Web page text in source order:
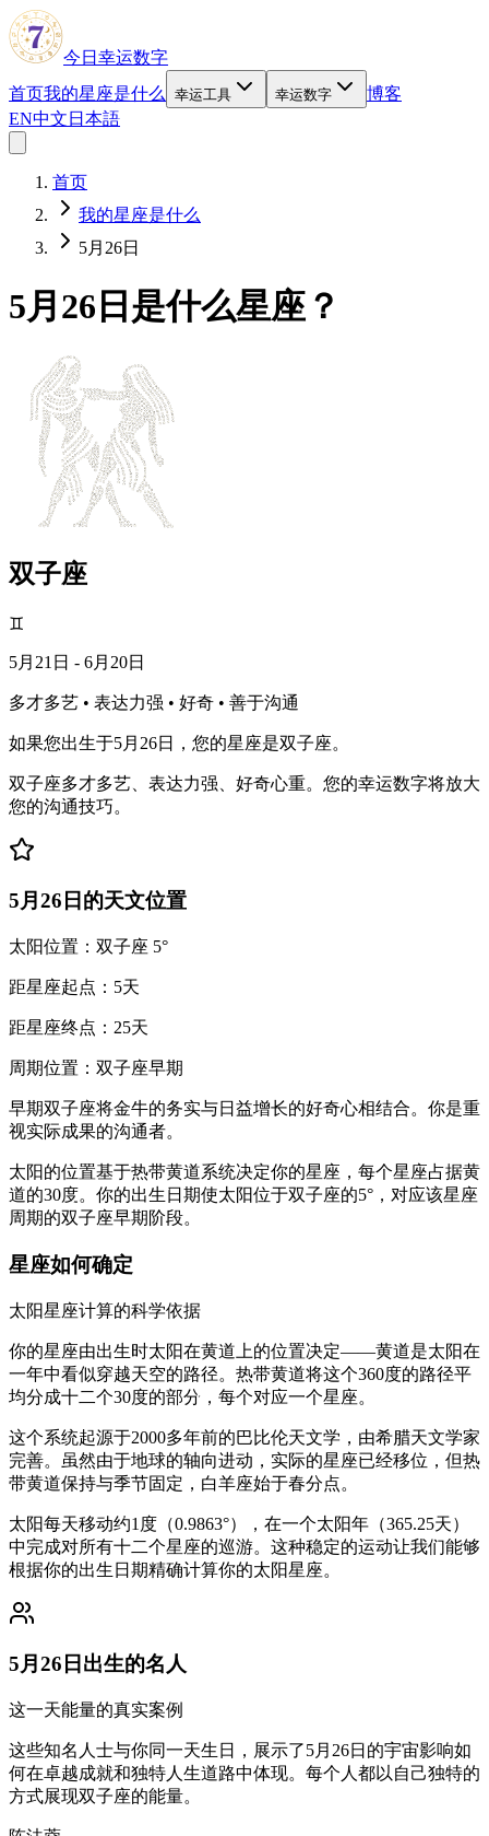
今日幸运数字
首页我的星座是什么 幸运工具 幸运数字
博客
EN中文 日本語
首页
我的星座是什么
5月26日
5月26日是什么星座？
双子座
♊
5月21日 - 6月20日
多才多艺 • 表达力强 • 好奇 • 善于沟通
如果您出生于5月26日，您的星座是双子座。
双子座多才多艺、表达力强、好奇心重。您的幸运数字将放大
您的沟通技巧。
5月26日的天文位置
太阳位置：双子座 5°
距星座起点：5天
距星座终点：25天
周期位置：双子座早期
早期双子座将金牛的务实与日益增长的好奇心相结合。你是重
视实际成果的沟通者。
太阳的位置基于热带黄道系统决定你的星座，每个星座占据黄
道的30度。你的出生日期使太阳位于双子座的5°，对应该星座
周期的双子座早期阶段。
星座如何确定
太阳星座计算的科学依据
你的星座由出生时太阳在黄道上的位置决定——黄道是太阳在
一年中看似穿越天空的路径。热带黄道将这个360度的路径平
均分成十二个30度的部分，每个对应一个星座。
这个系统起源于2000多年前的巴比伦天文学，由希腊天文学家
完善。虽然由于地球的轴向进动，实际的星座已经移位，但热
带黄道保持与季节固定，白羊座始于春分点。
太阳每天移动约1度（0.9863°），在一个太阳年（365.25天）
中完成对所有十二个星座的巡游。这种稳定的运动让我们能够
根据你的出生日期精确计算你的太阳星座。
5月26日出生的名人
这一天能量的真实案例
这些知名人士与你同一天生日，展示了5月26日的宇宙影响如
何在卓越成就和独特人生道路中体现。每个人都以自己独特的
方式展现双子座的能量。